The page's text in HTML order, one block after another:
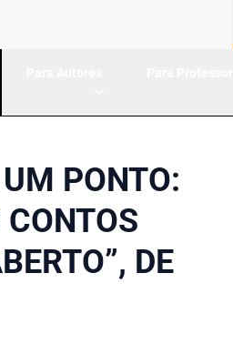
PONTO:
DE